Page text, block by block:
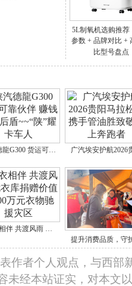
5L制氧机选购推荐
参数 + 品牌对比 +
比型号盘点
龍G300 货运可… 广汽埃安护航
伴 共渡风雨 …
提升消费品质，守
作者个人观点，与西部
未经本站证实，对本文